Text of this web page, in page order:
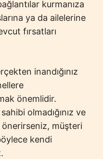
kurmanıza
ya da ailelerine
fırsatları
inandığınız
önemlidir.
olmadığınız ve
müşteri
kendi